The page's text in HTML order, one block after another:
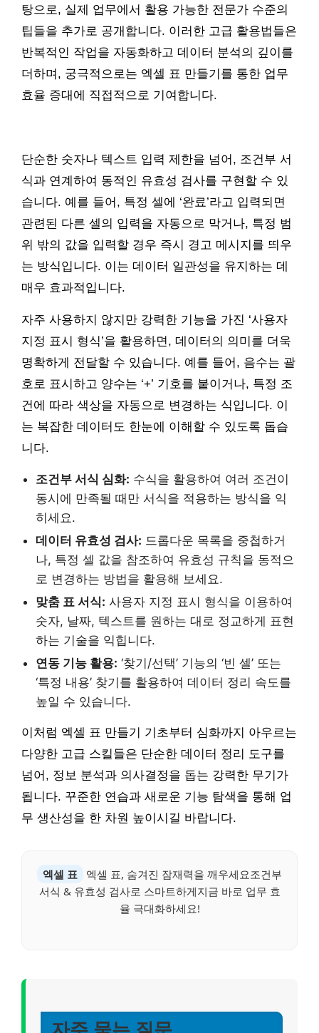
탕으로, 실제 업무에서 활용 가능한 전문가 수준의
팁들을 추가로 공개합니다. 이러한 고급 활용법들은
반복적인 작업을 자동화하고 데이터 분석의 깊이를
더하며, 궁극적으로는 엑셀 표 만들기를 통한 업무
효율 증대에 직접적으로 기여합니다.
단순한 숫자나 텍스트 입력 제한을 넘어, 조건부 서
식과 연계하여 동적인 유효성 검사를 구현할 수 있
습니다. 예를 들어, 특정 셀에 ‘완료’라고 입력되면
관련된 다른 셀의 입력을 자동으로 막거나, 특정 범
위 밖의 값을 입력할 경우 즉시 경고 메시지를 띄우
는 방식입니다. 이는 데이터 일관성을 유지하는 데
매우 효과적입니다.
자주 사용하지 않지만 강력한 기능을 가진 ‘사용자
지정 표시 형식’을 활용하면, 데이터의 의미를 더욱
명확하게 전달할 수 있습니다. 예를 들어, 음수는 괄
호로 표시하고 양수는 ‘+’ 기호를 붙이거나, 특정 조
건에 따라 색상을 자동으로 변경하는 식입니다. 이
는 복잡한 데이터도 한눈에 이해할 수 있도록 돕습
니다.
조건부 서식 심화: 수식을 활용하여 여러 조건이
동시에 만족될 때만 서식을 적용하는 방식을 익
히세요.
데이터 유효성 검사: 드롭다운 목록을 중첩하거
나, 특정 셀 값을 참조하여 유효성 규칙을 동적으
로 변경하는 방법을 활용해 보세요.
맞춤 표 서식: 사용자 지정 표시 형식을 이용하여
숫자, 날짜, 텍스트를 원하는 대로 정교하게 표현
하는 기술을 익힙니다.
연동 기능 활용: ‘찾기/선택’ 기능의 ‘빈 셀’ 또는
‘특정 내용’ 찾기를 활용하여 데이터 정리 속도를
높일 수 있습니다.
이처럼 엑셀 표 만들기 기초부터 심화까지 아우르는
다양한 고급 스킬들은 단순한 데이터 정리 도구를
넘어, 정보 분석과 의사결정을 돕는 강력한 무기가
됩니다. 꾸준한 연습과 새로운 기능 탐색을 통해 업
무 생산성을 한 차원 높이시길 바랍니다.
엑셀 표
엑셀 표, 숨겨진 잠재력을 깨우세요조건부
서식 & 유효성 검사로 스마트하게지금 바로 업무 효
율 극대화하세요!